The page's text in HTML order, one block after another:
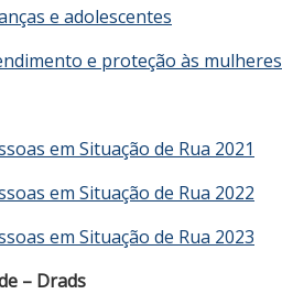
e adolescentes
e proteção às mulheres
em Situação de Rua 2021
em Situação de Rua 2022
em Situação de Rua 2023
– Drads